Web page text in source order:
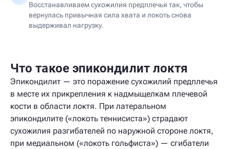
Восстанавливаем сухожилия предплечья так, чтобы
вернулась привычная сила хвата и локоть снова
выдерживал нагрузку.
Что такое эпикондилит локтя
Эпикондилит — это поражение сухожилий предплечья
в месте их прикрепления к надмыщелкам плечевой
кости в области локтя. При латеральном
эпикондилите («локоть теннисиста») страдают
сухожилия разгибателей по наружной стороне локтя,
при медиальном («локоть гольфиста») — сгибатели